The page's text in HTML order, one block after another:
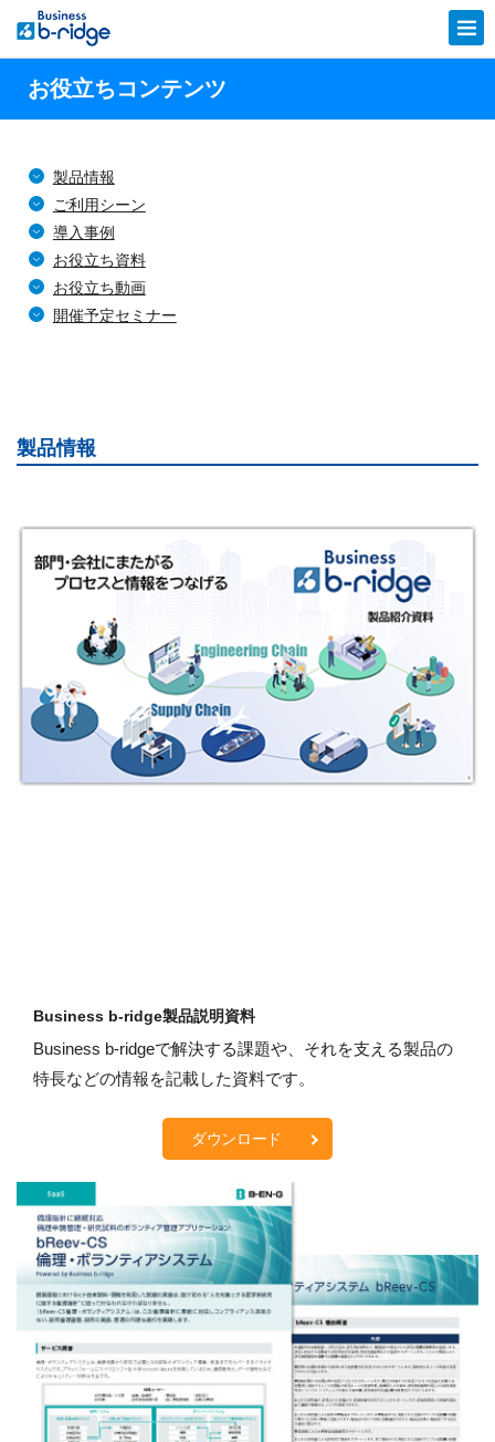
お役立ちコンテンツ
製品情報
ご利用シーン
導入事例
お役立ち資料
お役立ち動画
開催予定セミナー
製品情報
Business b-ridge製品説明資料
Business b-ridgeで解決する課題や、それを支える製品の
特長などの情報を記載した資料です。
ダウンロード